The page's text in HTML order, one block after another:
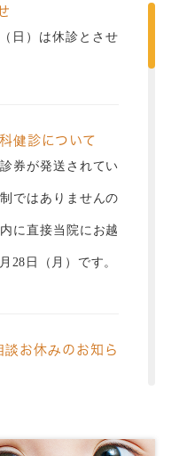
日）は休診とさせ
健診について
券が発送されてい
ではありませんの
に直接当院にお越
28日（月）です。
談お休みのお知ら
願いいたします。